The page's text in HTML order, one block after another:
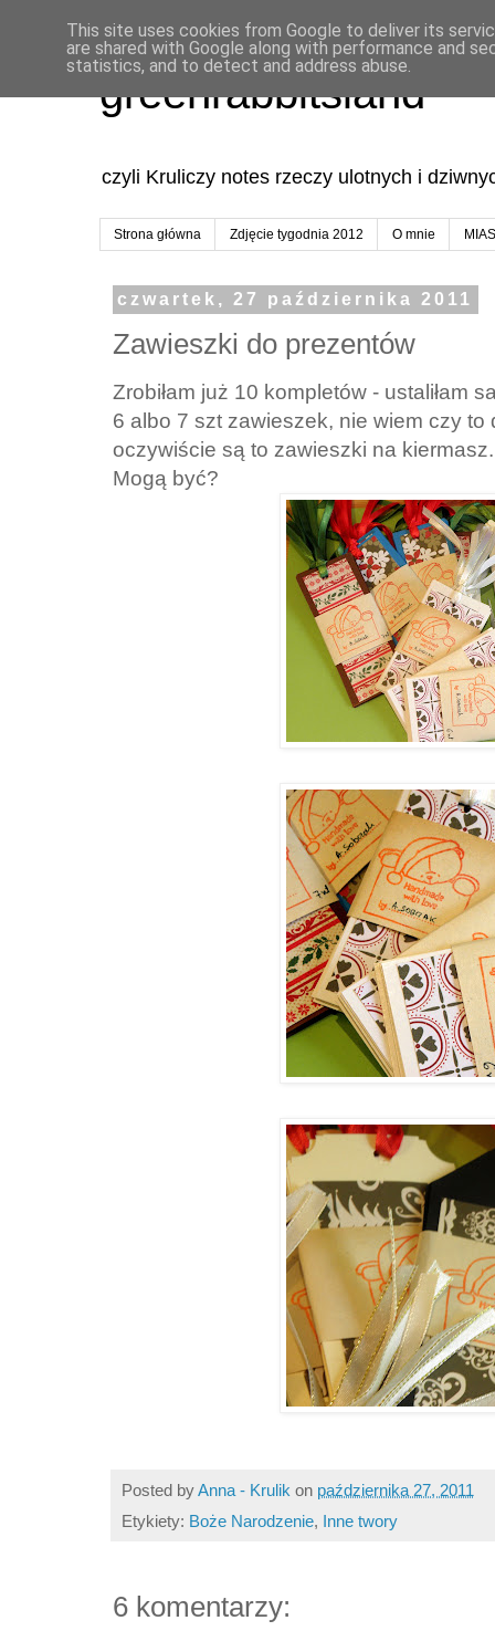
greenrabbitsland
czyli Kruliczy notes rzeczy ulotnych i
Strona główna Zdjęcie tygodnia 2012 O mnie
czwartek, 27 października 2011
Zawieszki do prezentów
Zrobiłam już 10 kompletów - ustaliłam
6 albo 7 szt zawieszek, nie wiem czy
oczywiście są to zawieszki na kiermasz.
Mogą być?
Posted byAnna - Krulik on października 27, 2011
Etykiety: Boże Narodzenie, Inne twory
6 komentarzy:
This site uses cookies from Google to deliver its
are shared with Google along with performance and
statistics, and to detect and address abuse.